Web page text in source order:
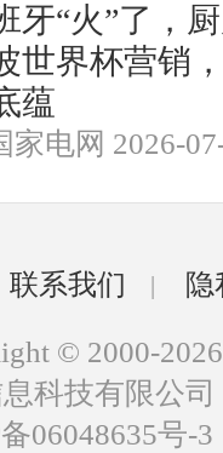
牙“火”了，
世界杯营销
蕴
家电网 2026-
联系我们 |
© 2000-2026
科技有限公
06048635号-3